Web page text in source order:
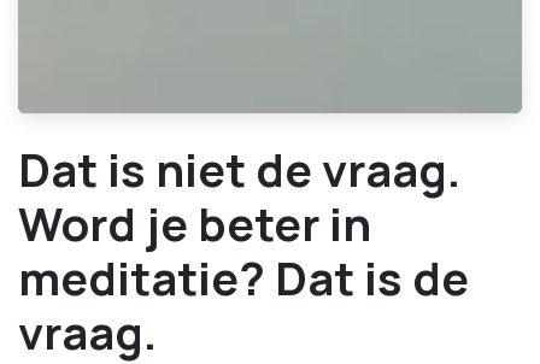
Dat is niet de vraag.
Word je beter in
meditatie? Dat is de
vraag.